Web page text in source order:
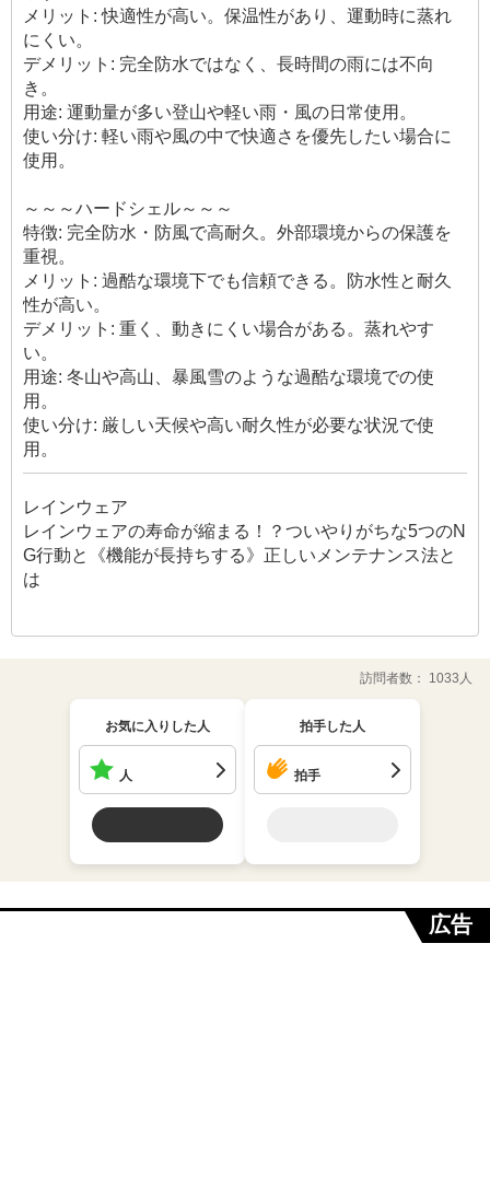
メリット: 快適性が高い。保温性があり、運動時に蒸れ
にくい。
デメリット: 完全防水ではなく、長時間の雨には不向
き。
用途: 運動量が多い登山や軽い雨・風の日常使用。
使い分け: 軽い雨や風の中で快適さを優先したい場合に
使用。
～～～ハードシェル～～～
特徴: 完全防水・防風で高耐久。外部環境からの保護を
重視。
メリット: 過酷な環境下でも信頼できる。防水性と耐久
性が高い。
デメリット: 重く、動きにくい場合がある。蒸れやす
い。
用途: 冬山や高山、暴風雪のような過酷な環境での使
用。
使い分け: 厳しい天候や高い耐久性が必要な状況で使
用。
レインウェア
レインウェアの寿命が縮まる！？ついやりがちな5つのN
G行動と《機能が長持ちする》正しいメンテナンス法と
は
訪問者数： 1033人
お気に入りした人
人
拍手した人
拍手
広告